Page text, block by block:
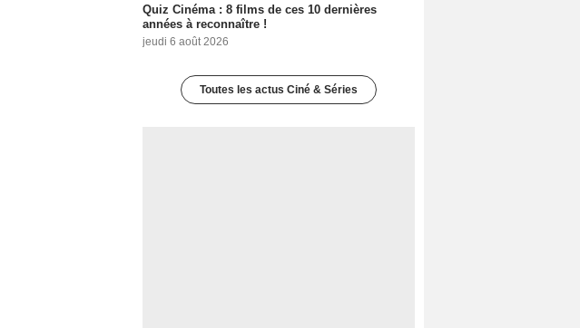
Quiz Cinéma : 8 films de ces 10 dernières
années à reconnaître !
jeudi 6 août 2026
Toutes les actus Ciné & Séries